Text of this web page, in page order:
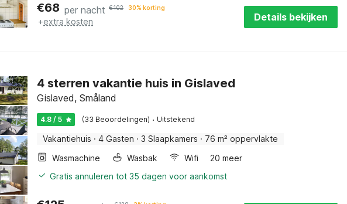
€68 per nacht €102 30% korting
+extra kosten Details bekijken
4 sterren vakantie huis in Gislaved
Gislaved, Småland
4.8 / 5 (33 Beoordelingen) · Uitstekend
Vakantiehuis · 4 Gasten · 3 Slaapkamers · 76 m² oppervlakte
Wasmachine
Wasbak Wifi
20 meer
Gratis annuleren tot 35 dagen voor aankomst